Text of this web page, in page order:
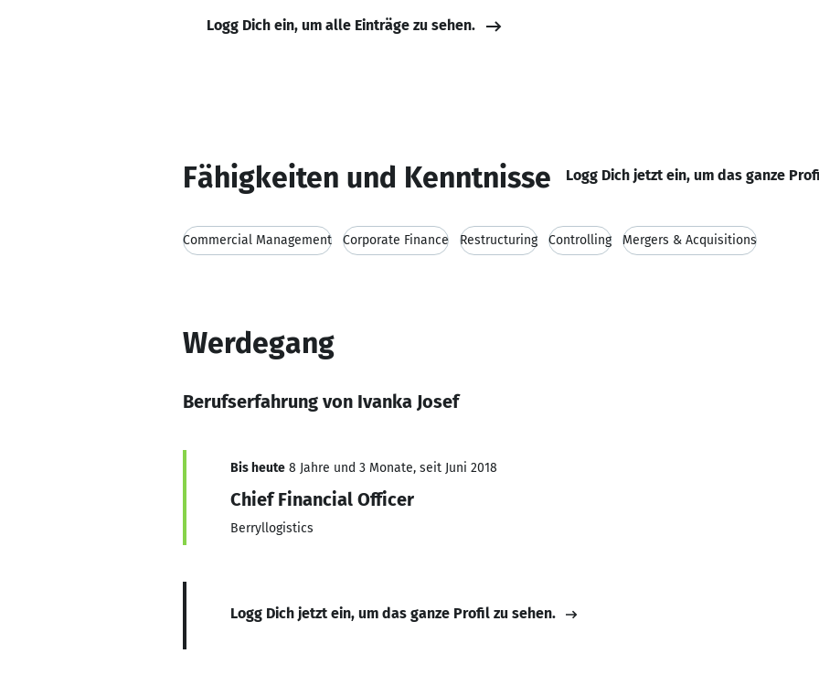
Logg Dich ein, um alle Einträge zu sehen.
Fähigkeiten und Kenntnisse Logg Dich jetzt ein, um das ganze
Commercial Management Corporate Finance Restructuring Controlling Mergers & Acquisitions
Werdegang
Berufserfahrung von Ivanka Josef
Bis heute 8 Jahre und 3 Monate, seit Juni 2018
Chief Financial Officer
Berryllogistics
Logg Dich jetzt ein, um das ganze Profil zu sehen.